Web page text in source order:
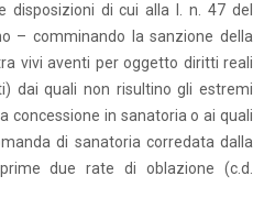
disposizioni di cui alla l. n. 47 del
– comminando la sanzione della
vivi aventi per oggetto diritti reali
dai quali non risultino gli estremi
concessione in sanatoria o ai quali
di sanatoria corredata dalla
due rate di oblazione (c.d.